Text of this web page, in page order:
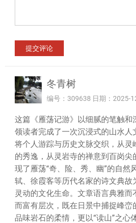
冬青树
编号：309638 日期：2025-
这篇《雁荡记游》以细腻的笔触和
领读者完成了一次沉浸式的山水人
将个人游踪与历史文脉交织，从灵
的秀逸，从灵岩寺的禅意到百岗尖
现了雁荡“奇、险、秀、幽”的自然
轼、徐霞客等历代名家的诗文典故
灵动的文化生命。文章语言典雅而
而富有层次，既在日景中捕捉峰峦
品味岩石的柔情，更以“读山”之心